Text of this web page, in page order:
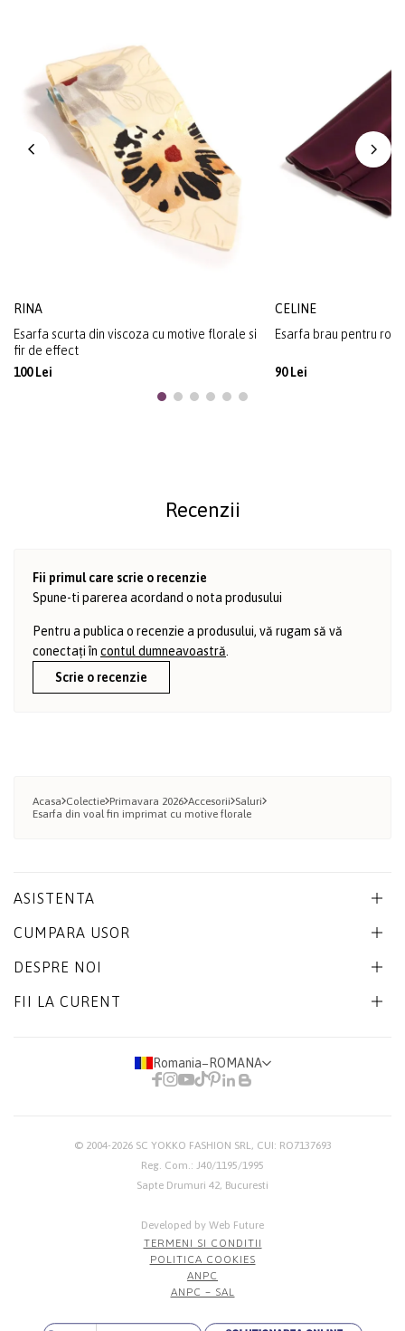
RINA
Esarfa scurta din viscoza cu motive florale si
fir de effect
100 Lei
CELINE
Esarfa brau pentru
90 Lei
Recenzii
Fii primul care scrie o recenzie
Spune-ti parerea acordand o nota produsului
Pentru a publica o recenzie a produsului, vă rugam să vă
conectați în contul dumneavoastră
Scrie o recenzie
Acasa Colectie Primavara 2026 Accesorii Saluri
Esarfa din voal fin imprimat cu motive florale
ASISTENTA
CUMPARA USOR
DESPRE NOI
FII LA CURENT
Romania− ROMANA
© 2004-2026 SC YOKKO FASHION SRL, CUI: RO7137693
Reg. Com.: J40/1195/1995
Sapte Drumuri 42, Bucuresti
Developed by Web Future
TERMENI SI CONDITII
POLITICA COOKIES
ANPC
ANPC – SAL